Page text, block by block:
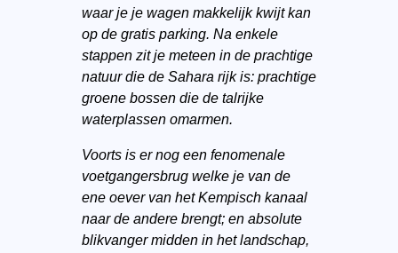
waar je je wagen makkelijk kwijt kan
op de gratis parking. Na enkele
stappen zit je meteen in de prachtige
natuur die de Sahara rijk is: prachtige
groene bossen die de talrijke
waterplassen omarmen.
Voorts is er nog een fenomenale
voetgangersbrug welke je van de
ene oever van het Kempisch kanaal
naar de andere brengt; en absolute
blikvanger midden in het landschap,